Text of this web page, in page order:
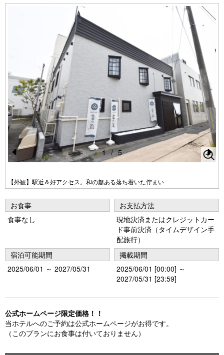
Pr
e
o
u
【外観】駅近＆好アクセス。和の趣ある落ち着いた佇まい
N
1 / 5
お食事
食事なし
お支払方法
現地決済またはクレジットカー
ド事前決済（タイムデザイン手
配旅行）
宿泊可能期間
2025/06/01 ～ 2027/05/31
掲載期間
2025/06/01 [00:00] ～
2027/05/31 [23:59]
公式ホームページ限定価格！！
当ホテルへのご予約は公式ホームページがお得です。
（このプランにお食事は付いておりません）